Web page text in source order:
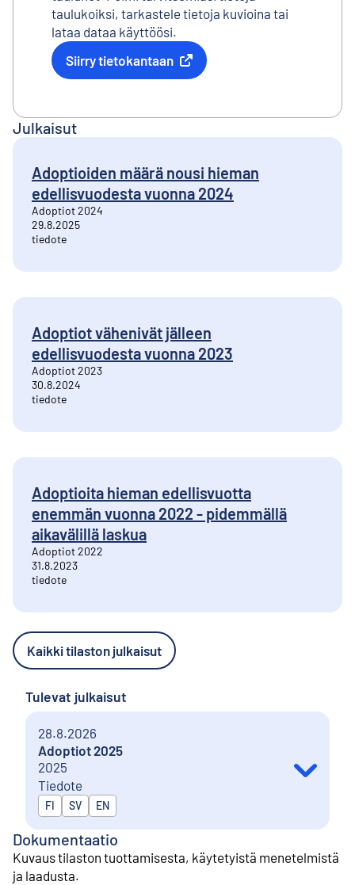
taulukoiksi, tarkastele tietoja kuvioina tai
lataa dataa käyttöösi.
Siirry tietokantaan
Ulkoinen linkki
Julkaisut
Adoptioiden määrä nousi hieman
edellisvuodesta vuonna 2024
Adoptiot 2024
29.8.2025
tiedote
Adoptiot vähenivät jälleen
edellisvuodesta vuonna 2023
Adoptiot 2023
30.8.2024
tiedote
Adoptioita hieman edellisvuotta
enemmän vuonna 2022 - pidemmällä
aikavälillä laskua
Adoptiot 2022
31.8.2023
tiedote
Kaikki tilaston julkaisut
Tulevat julkaisut
28.8.2026
Adoptiot 2025
2025
Tiedote
Julkaistaan kielillä
FI SV EN
Dokumentaatio
Kuvaus tilaston tuottamisesta, käytetyistä menetelmistä
ja laadusta.